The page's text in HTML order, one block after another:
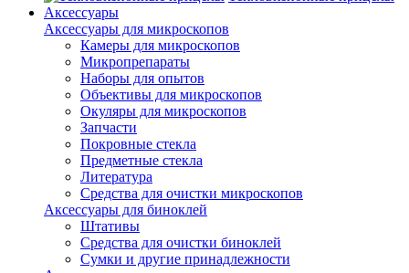
Аксессуары
Аксессуары для микроскопов
Камеры для микроскопов
Микропрепараты
Наборы для опытов
Объективы для микроскопов
Окуляры для микроскопов
Запчасти
Покровные стекла
Предметные стекла
Литература
Средства для очистки микроскопов
Аксессуары для биноклей
Штативы
Средства для очистки биноклей
Сумки и другие принадлежности